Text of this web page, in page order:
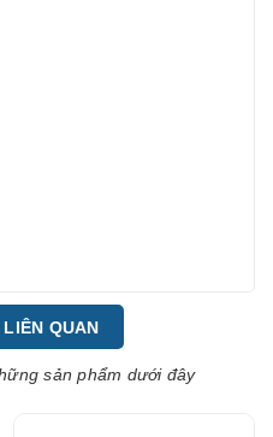
QUAN
sản phẩm dưới đây